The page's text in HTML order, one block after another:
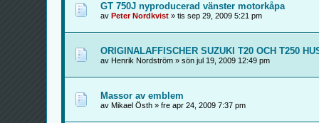
GT 750J nyproducerad vänster motorkåpa
av Peter Nordkvist » tis sep 29, 2009 5:21 pm
ORIGINALAFFISCHER SUZUKI T20 OCH T250
av Henrik Nordström » sön jul 19, 2009 12:49 pm
Massor av emblem
av Mikael Östh » fre apr 24, 2009 7:37 pm